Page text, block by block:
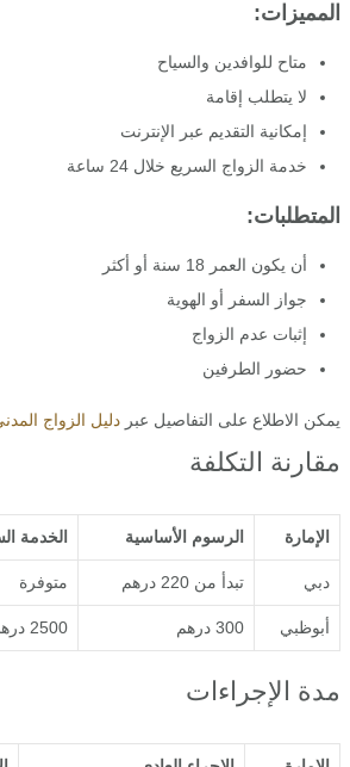
المميزات:
متاح للوافدين والسياح
لا يتطلب إقامة
إمكانية التقديم عبر الإنترنت
خدمة الزواج السريع خلال 24 ساعة
المتطلبات:
أن يكون العمر 18 سنة أو أكثر
جواز السفر أو الهوية
إثبات عدم الزواج
حضور الطرفين
يمكن الاطلاع على التفاصيل عبر دليل الزواج
مقارنة التكلفة
الإمارة الرسوم الأساسية الخدمة
دبي تبدأ من 220 درهم متوفرة
أبوظبي 300 درهم 2500 درهم (خدمة سريعة)
مدة الإجراءات